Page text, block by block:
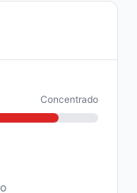
Concentrado